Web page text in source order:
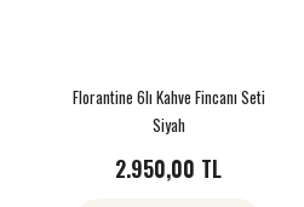
Florantine 6lı Kahve Fincanı Seti
Siyah
2.950,00 TL